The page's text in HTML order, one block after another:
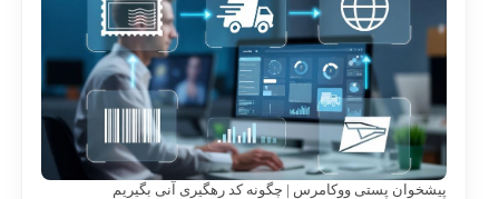
پیشخوان پستی ووکامرس | چگونه کد رهگیری آنی بگیریم